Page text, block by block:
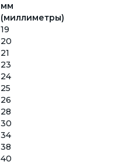
мм
(миллиметры)
19
20
21
23
24
25
26
28
30
34
38
40